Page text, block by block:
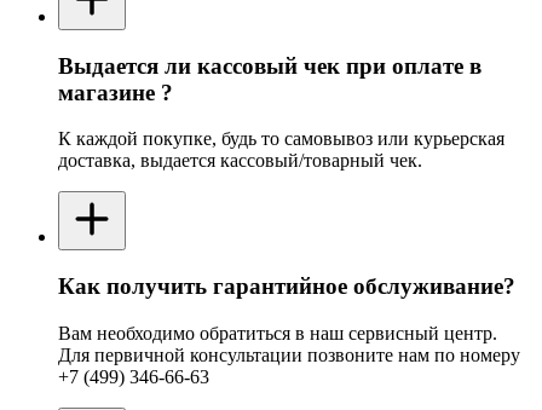
Выдается ли кассовый чек при оплате в
магазине ?
К каждой покупке, будь то самовывоз или курьерская
доставка, выдается кассовый/товарный чек.
Как получить гарантийное обслуживание?
Вам необходимо обратиться в наш сервисный центр.
Для первичной консультации позвоните нам по номеру
+7 (499) 346-66-63